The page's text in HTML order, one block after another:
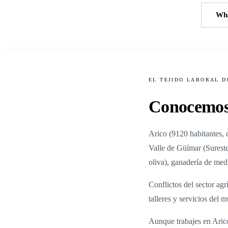
EL TEJIDO LABORAL
Arico (9120 habitantes,
Valle de Güímar
oliva), ganadería de
Conflictos del sector
talleres y servicios del
Aunque trabajes en